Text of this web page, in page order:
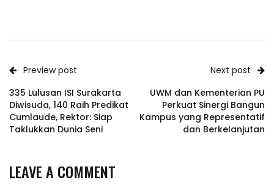
Preview post
335 Lulusan ISI Surakarta
Diwisuda, 140 Raih Predikat
Cumlaude, Rektor: Siap
Taklukkan Dunia Seni
Next post
UWM dan Kementerian PU
Perkuat Sinergi Bangun
Kampus yang Representatif
dan Berkelanjutan
LEAVE A COMMENT